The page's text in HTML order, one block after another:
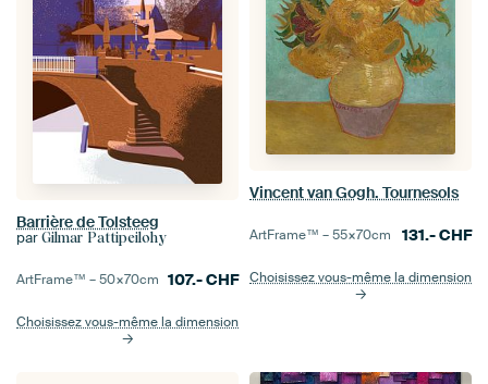
Barrière de Tolsteeg
par Gilmar Pattipeilohy
ArtFrame™ –50×70cm 107.-CHF
Choisissez vous-même la dimension
Vincent van Gogh. Tournesols
ArtFrame™ –55×70cm 131.-CHF
Choisissez vous-même la dimension